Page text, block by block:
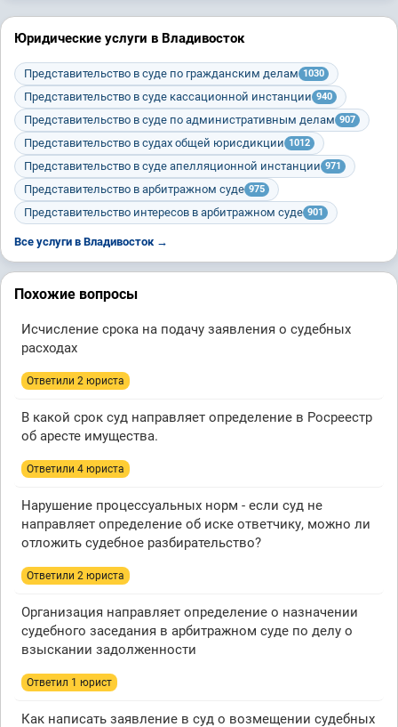
Юридические услуги в Владивосток
Представительство в суде по гражданским делам 1030
Представительство в суде кассационной инстанции 940
Представительство в суде по административным делам 907
Представительство в судах общей юрисдикции 1012
Представительство в суде апелляционной инстанции 971
Представительство в арбитражном суде 975
Представительство интересов в арбитражном суде 901
Все услуги в Владивосток →
Похожие вопросы
Исчисление срока на подачу заявления о судебных
расходах
Ответили 2 юристa
В какой срок суд направляет определение в Росреестр
об аресте имущества.
Ответили 4 юристa
Нарушение процессуальных норм - если суд не
направляет определение об иске ответчику, можно ли
отложить судебное разбирательство?
Ответили 2 юристa
Организация направляет определение о назначении
судебного заседания в арбитражном суде по делу о
взыскании задолженности
Ответил 1 юрист
Как написать заявление в суд о возмещении судебных